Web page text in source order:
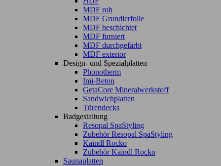
MDF roh
MDF Grundierfolie
MDF beschichtet
MDF furniert
MDF durchgefärbt
MDF exterior
Design- und Spezialplatten
Phonotherm
Imi-Beton
GetaCore Mineralwerkstoff
Sandwichplatten
Türendecks
Badgestaltung
Resopal SpaStyling
Zubehör Resopal SpaStyling
Kaindl Rocko
Zubehör Kaindl Rocko
Saunaplatten